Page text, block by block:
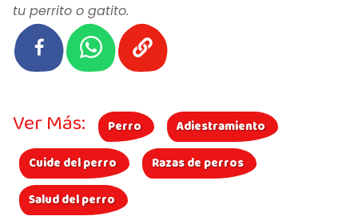
tu perrito o gatito.
Ver Más: Perro
Adiestramiento
Cuide del perro
Razas de perros
Salud del perro